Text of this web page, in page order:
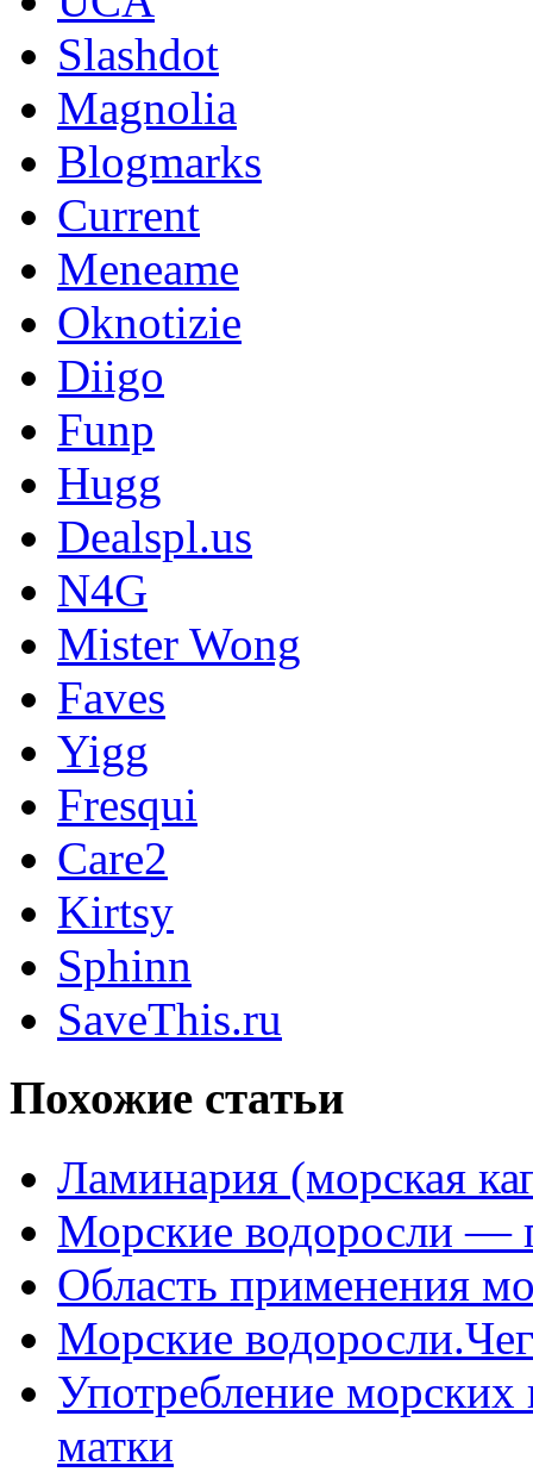
Slashdot
Magnolia
Blogmarks
Current
Meneame
Oknotizie
Diigo
Funp
Hugg
Dealspl.us
N4G
Mister Wong
Faves
Yigg
Fresqui
Care2
Kirtsy
Sphinn
SaveThis.ru
Похожие статьи
Ламинария (морская
Морские водоросли —
Область применения
Морские
Употребление
матки